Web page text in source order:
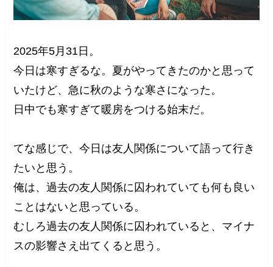
2025年5月31日。
今日は寒すぎるな。夏がやってきたのかと思って
いたけど、急に秋のような寒さになった。
日中でも寒すぎて暖房をつける始末だ。
てな感じで、今日は友人関係について語って行き
たいと思う。
俺は、過去の友人関係に囚われていても何も良い
ことはないと思っている。
むしろ過去の友人関係に囚われていると、マイナ
スの影響さえ出てくると思う。